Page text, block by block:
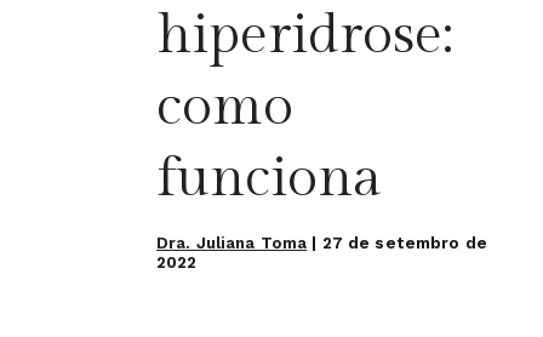
hiperidrose:
como
funciona
Dra. Juliana Toma
27 de setembro de
2022